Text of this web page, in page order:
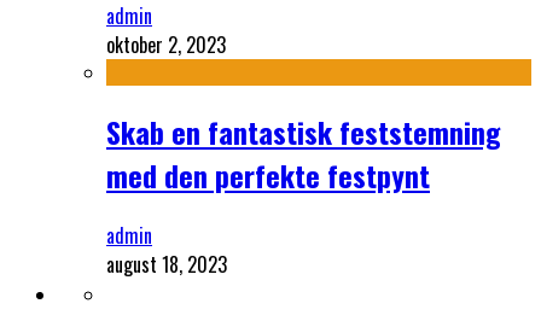
admin
oktober 2, 2023
Skab en fantastisk feststemning
med den perfekte festpynt
admin
august 18, 2023